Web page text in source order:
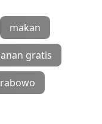
makan
gratis